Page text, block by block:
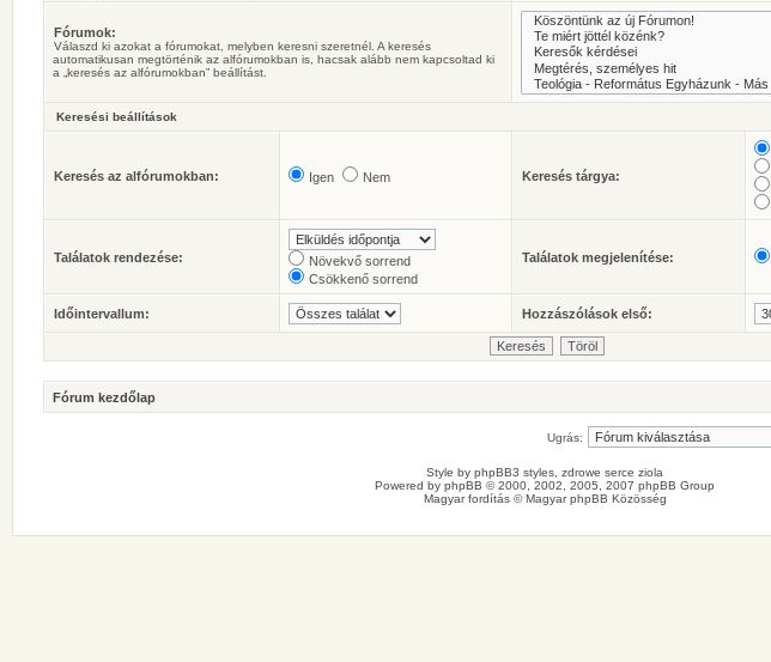
Fórumok:
Válaszd ki azokat a fórumokat, melyben keresni szeretnél. A keresés
automatikusan megtörténik az alfórumokban is, hacsak alább nem kapcsoltad ki
a „keresés az alfórumokban” beállítást.
Keresési beállítások
Keresés az alfórumokban: Igen Nem Keresés tárgya:
Találatok rendezése:
Növekvő sorrend
Csökkenő sorrend
Találatok megjelenítése:
Időintervallum: Hozzászólások első:
Fórum kezdőlap
Ugrás:
Style by phpBB3 styles , zdrowe serce ziola
Powered by phpBB © 2000, 2002, 2005, 2007 phpBB Group
Magyar fordítás ©Magyar phpBB Közösség